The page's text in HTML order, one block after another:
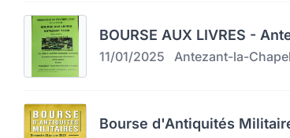
BOURSE AUX LIVRES -
11/01/2025 Antezant-la-
Bourse d'Antiquités